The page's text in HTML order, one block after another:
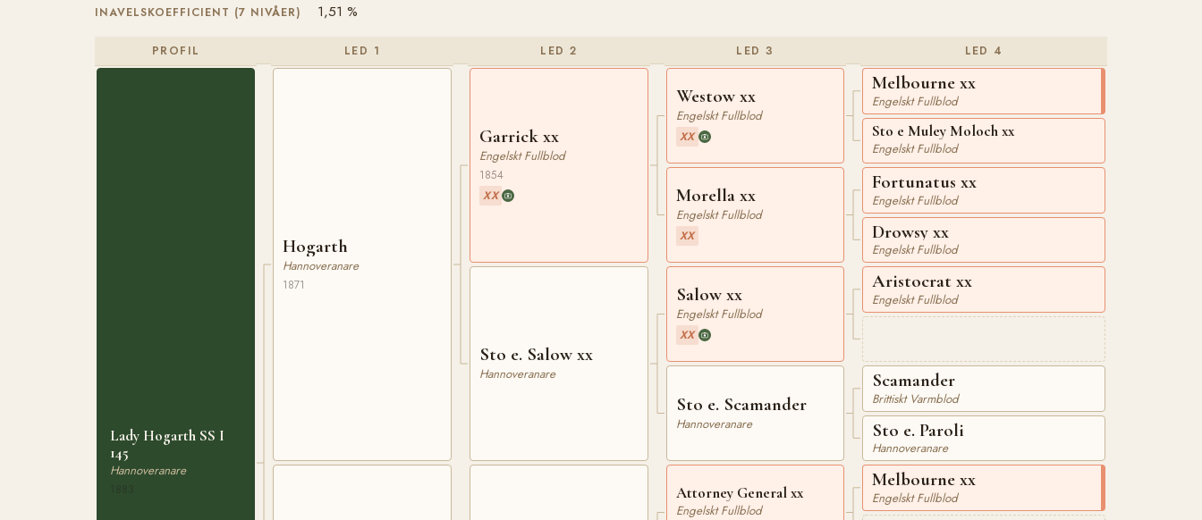
INAVELSKOEFFICIENT (7 NIVÅER) 1,51 %
PROFIL
Lady Hogarth SS I
145
Hannoveranare
LED 1
Hogarth
Hannoveranare
1871
LED 2
Garrick xx
Engelskt Fullblod
1854
XX
Sto e. Salow xx
Hannoveranare
LED 3
Westow xx
Engelskt Fullblod
XX
Morella xx
Engelskt Fullblod
XX
Salow xx
Engelskt Fullblod
XX
Sto e. Scamander
Hannoveranare
Attorney General xx
Engelskt Fullblod
LED 4
Melbourne xx
Engelskt Fullblod
Sto e Muley Moloch xx
Engelskt Fullblod
Fortunatus xx
Engelskt Fullblod
Drowsy xx
Engelskt Fullblod
Aristocrat xx
Engelskt Fullblod
Scamander
Brittiskt Varmblod
Sto e. Paroli
Hannoveranare
Melbourne xx
Engelskt Fullblod